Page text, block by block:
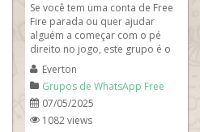
Se você tem uma conta de Free
Fire parada ou quer ajudar
alguém a começar com o pé
direito no jogo, este grupo é o
lugar certo! Aqui reunimos
pessoas...
Everton
Grupos de WhatsApp Free
Fire
07/05/2025
1082 views